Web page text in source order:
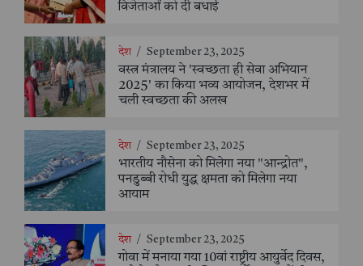
विजेताओं को दी बधाई
देश / September 23, 2025
वस्त्र मंत्रालय ने 'स्वच्छता ही सेवा अभियान
2025' का किया भव्य आयोजन, देशभर में
चली स्वच्छता की अलख
देश / September 23, 2025
भारतीय नौसेना को मिलेगा नया "आन्द्रोत",
पनडुब्बी रोधी युद्ध क्षमता को मिलेगा नया
आयाम
देश / September 23, 2025
गोवा में मनाया गया 10वां राष्ट्रीय आयुर्वेद दिवस,